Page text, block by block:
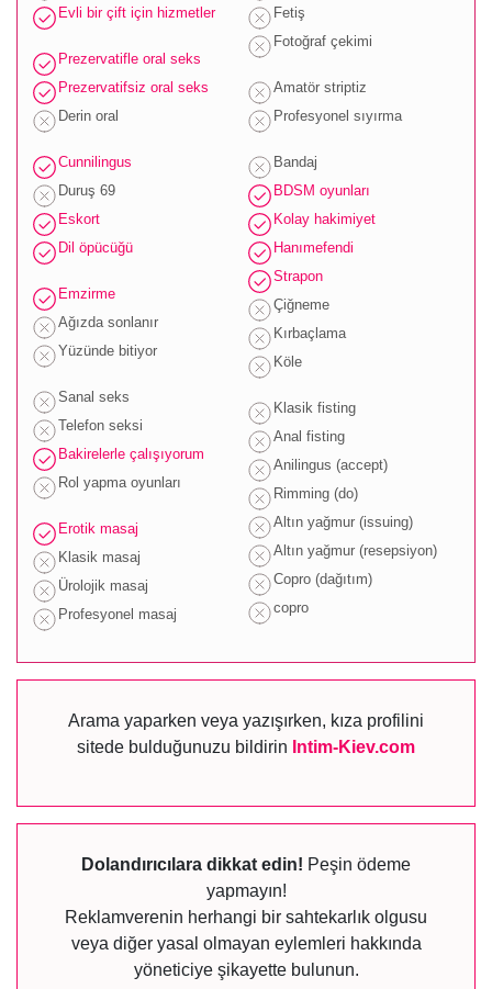
Evli bir çift için hizmetler
Prezervatifle oral seks
Prezervatifsiz oral seks
Derin oral
Cunnilingus
Duruş 69
Eskort
Dil öpücüğü
Emzirme
Ağızda sonlanır
Yüzünde bitiyor
Sanal seks
Telefon seksi
Bakirelerle çalışıyorum
Rol yapma oyunları
Erotik masaj
Klasik masaj
Ürolojik masaj
Profesyonel masaj
Fetiş
Fotoğraf çekimi
Amatör striptiz
Profesyonel sıyırma
Bandaj
BDSM oyunları
Kolay hakimiyet
Hanımefendi
Strapon
Çiğneme
Kırbaçlama
Köle
Klasik fisting
Anal fisting
Anilingus (accept)
Rimming (do)
Altın yağmur (issuing)
Altın yağmur (resepsiyon)
Copro (dağıtım)
copro
Arama yaparken veya yazışırken, kıza profilini
sitede bulduğunuzu bildirin Intim-Kiev.com
Dolandırıcılara dikkat edin! Peşin ödeme
yapmayın!
Reklamverenin herhangi bir sahtekarlık olgusu
veya diğer yasal olmayan eylemleri hakkında
yöneticiye şikayette bulunun.